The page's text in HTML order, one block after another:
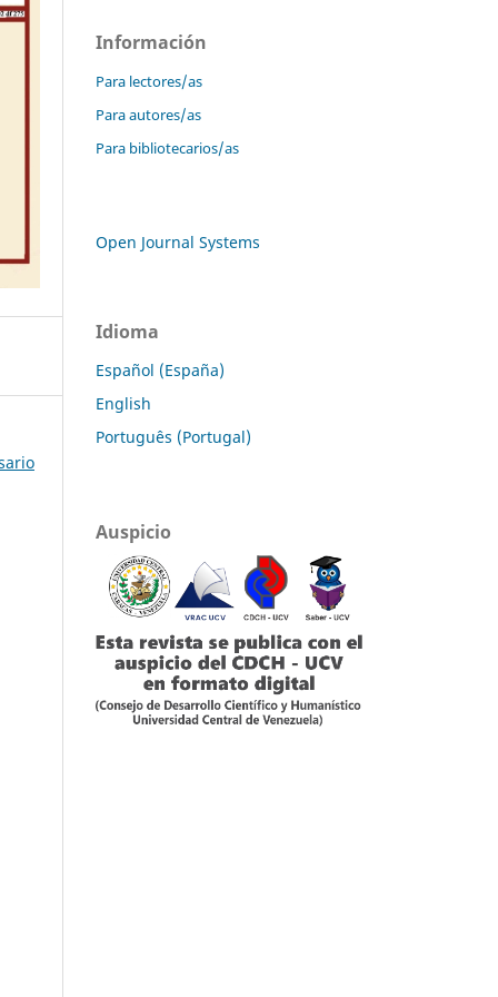
Información
Para lectores/as
Para autores/as
Para bibliotecarios/as
Open Journal Systems
Idioma
Español (España)
English
Português (Portugal)
Auspicio